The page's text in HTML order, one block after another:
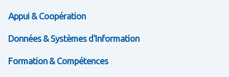
Appui & Coopération
Données & Systèmes d'Information
Formation & Compétences